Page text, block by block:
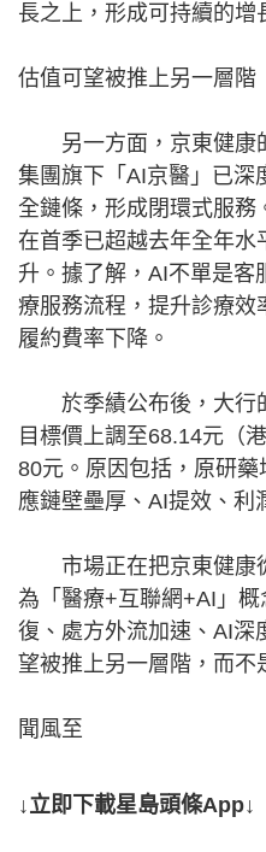
長之上，形成可持續的增
估值可望被推上另一層階
另一方面，京東健康
集團旗下「AI京醫」已深
全鏈條，形成閉環式服務
在首季已超越去年全年水
升。據了解，AI不單是客
療服務流程，提升診療效
履約費率下降。
於季績公布後，大行
目標價上調至68.14元（
80元。原因包括，原研
應鏈壁壘厚、AI提效、利
市場正在把京東健康
為「醫療+互聯網+AI」
復、處方外流加速、AI深
望被推上另一層階，而不
聞風至
↓立即下載星島頭條App↓